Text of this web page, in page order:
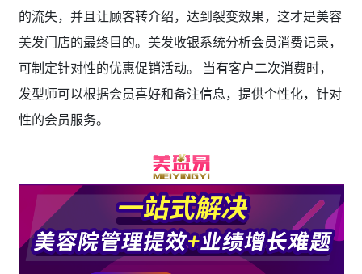
的流失，并且让顾客转介绍，达到裂变效果，这才是美容
美发门店的最终目的。美发收银系统分析会员消费记录，
可制定针对性的优惠促销活动。 当有客户二次消费时，
发型师可以根据会员喜好和备注信息，提供个性化，针对
性的会员服务。